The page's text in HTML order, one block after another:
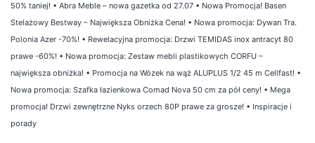
50% taniej! • Abra Meble – nowa gazetka od 27.07 • Nowa Promocja! Basen
Stelażowy Bestway – Największa Obniżka Cena! • Nowa promocja: Dywan Tra.
Polonia Azer -70%! • Rewelacyjna promocja: Drzwi TEMIDAS inox antracyt 80
prawe -60%! • Nowa promocja: Zestaw mebli plastikowych CORFU –
największa obniżka! • Promocja na Wózek na wąż ALUPLUS 1/2 45 m Cellfast! •
Nowa promocja: Szafka łazienkowa Comad Nova 50 cm za pół ceny! • Mega
promocja! Drzwi zewnętrzne Nyks orzech 80P prawe za grosze! • Inspiracje i
porady